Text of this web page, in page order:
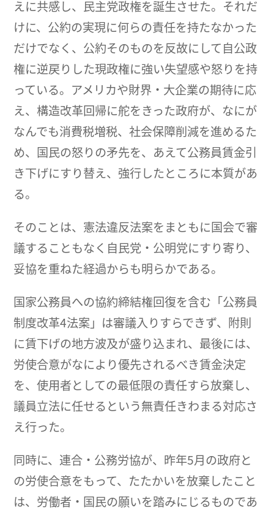
えに共感し、民主党政権を誕生させた。それだ
けに、公約の実現に何らの責任を持たなかった
だけでなく、公約そのものを反故にして自公政
権に逆戻りした現政権に強い失望感や怒りを持
っている。アメリカや財界・大企業の期待に応
え、構造改革回帰に舵をきった政府が、なにが
なんでも消費税増税、社会保障削減を進めるた
め、国民の怒りの矛先を、あえて公務員賃金引
き下げにすり替え、強行したところに本質があ
る。
そのことは、憲法違反法案をまともに国会で審
議することもなく自民党・公明党にすり寄り、
妥協を重ねた経過からも明らかである。
国家公務員への協約締結権回復を含む「公務員
制度改革4法案」は審議入りすらできず、附則
に賃下げの地方波及が盛り込まれ、最後には、
労使合意がなにより優先されるべき賃金決定
を、使用者としての最低限の責任すら放棄し、
議員立法に任せるという無責任きわまる対応さ
え行った。
同時に、連合・公務労協が、昨年5月の政府と
の労使合意をもって、たたかいを放棄したこと
は、労働者・国民の願いを踏みにじるものであ